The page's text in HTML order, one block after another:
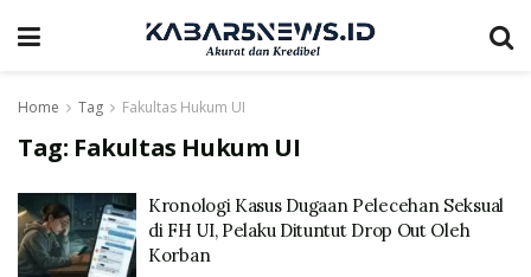
Home Tag Fakultas Hukum UI
Tag: Fakultas Hukum UI
Kronologi Kasus Dugaan Pelecehan Seksual
di FH UI, Pelaku Dituntut Drop Out Oleh
Korban